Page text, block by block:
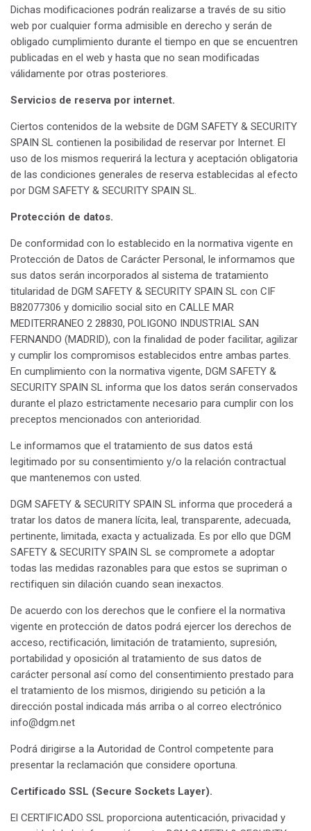
Dichas modificaciones podrán realizarse a través de su sitio
web por cualquier forma admisible en derecho y serán de
obligado cumplimiento durante el tiempo en que se encuentren
publicadas en el web y hasta que no sean modificadas
válidamente por otras posteriores.
Servicios de reserva por internet.
Ciertos contenidos de la website de DGM SAFETY & SECURITY
SPAIN SL contienen la posibilidad de reservar por Internet. El
uso de los mismos requerirá la lectura y aceptación obligatoria
de las condiciones generales de reserva establecidas al efecto
por DGM SAFETY & SECURITY SPAIN SL.
Protección de datos.
De conformidad con lo establecido en la normativa vigente en
Protección de Datos de Carácter Personal, le informamos que
sus datos serán incorporados al sistema de tratamiento
titularidad de DGM SAFETY & SECURITY SPAIN SL con CIF
B82077306 y domicilio social sito en CALLE MAR
MEDITERRANEO 2 28830, POLIGONO INDUSTRIAL SAN
FERNANDO (MADRID), con la finalidad de poder facilitar, agilizar
y cumplir los compromisos establecidos entre ambas partes.
En cumplimiento con la normativa vigente, DGM SAFETY &
SECURITY SPAIN SL informa que los datos serán conservados
durante el plazo estrictamente necesario para cumplir con los
preceptos mencionados con anterioridad.
Le informamos que el tratamiento de sus datos está
legitimado por su consentimiento y/o la relación contractual
que mantenemos con usted.
DGM SAFETY & SECURITY SPAIN SL informa que procederá a
tratar los datos de manera lícita, leal, transparente, adecuada,
pertinente, limitada, exacta y actualizada. Es por ello que DGM
SAFETY & SECURITY SPAIN SL se compromete a adoptar
todas las medidas razonables para que estos se supriman o
rectifiquen sin dilación cuando sean inexactos.
De acuerdo con los derechos que le confiere el la normativa
vigente en protección de datos podrá ejercer los derechos de
acceso, rectificación, limitación de tratamiento, supresión,
portabilidad y oposición al tratamiento de sus datos de
carácter personal así como del consentimiento prestado para
el tratamiento de los mismos, dirigiendo su petición a la
dirección postal indicada más arriba o al correo electrónico
info@dgm.net
Podrá dirigirse a la Autoridad de Control competente para
presentar la reclamación que considere oportuna.
Certificado SSL (Secure Sockets Layer).
El CERTIFICADO SSL proporciona autenticación, privacidad y